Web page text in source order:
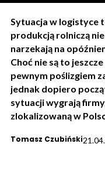
Sytuacja w logistyce
produkcją rolniczą
narzekają na
Choć nie są to
pewnym poślizgiem
jednak dopiero
sytuacji wygrają
zlokalizowaną w
Tomasz Czubiński